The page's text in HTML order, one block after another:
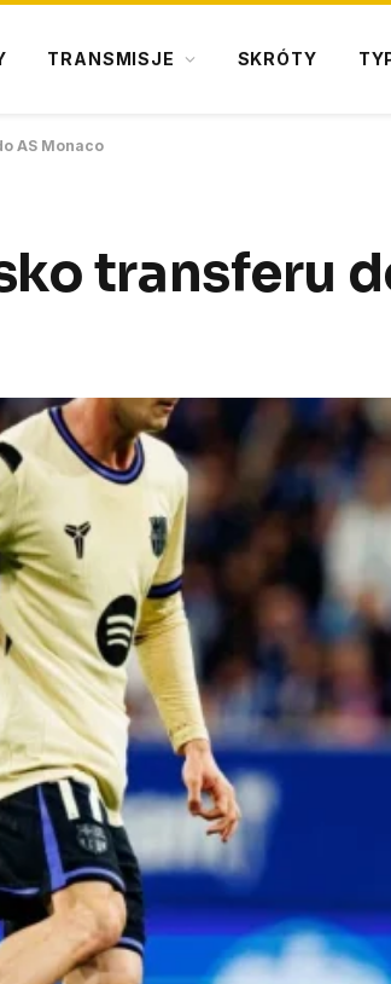
TRANSMISJE SKRÓTY
AS Monaco
transferu